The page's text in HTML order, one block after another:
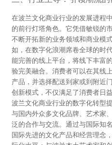
在波兰文化商业行业的发展进程
的前行灯塔角色。它凭借敏锐的
不断开拓新的业务领域和商业模
如，在数字化浪潮席卷全球的时
能完善的线上平台，将线下丰富
验完美融合。消费者可以在其线
产品，并选择配送到家或到附近
创新模式，不仅满足了消费者日
波兰文化商业行业的数字化转型
与国内外众多文化品牌、艺术家
泛的合作与交流。通过与国际知
国际先进的文化产品和经营理念